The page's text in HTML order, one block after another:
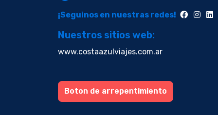
¡Seguinos en nuestras redes!
Nuestros sitios web:
www.costaazulviajes.com.ar
Boton de arrepentimiento